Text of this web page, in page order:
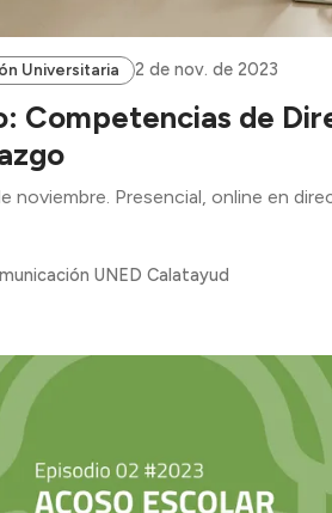
Universitaria 2 de nov. de 2023
Competencias de
noviembre. Presencial, online en
UNED Calatayud